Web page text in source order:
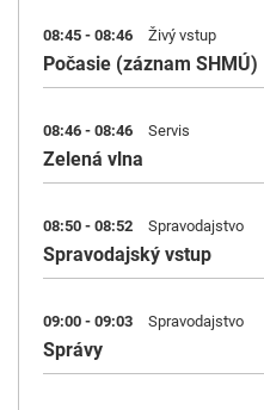
08:45 - 08:46 Živý vstup
Počasie (záznam SHMÚ)
08:46 - 08:46 Servis
Zelená vlna
08:50 - 08:52 Spravodajstvo
Spravodajský vstup
09:00 - 09:03 Spravodajstvo
Správy